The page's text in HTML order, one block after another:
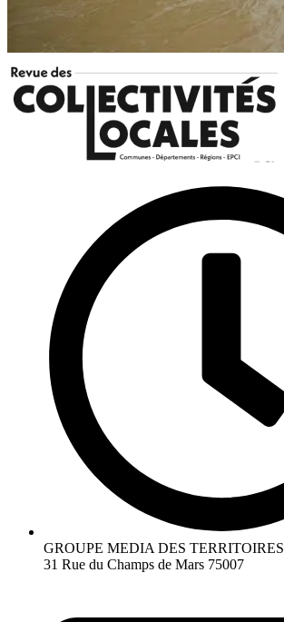
GROUPE MEDIA DES TERRITOIRES
31 Rue du Champs de Mars 75007